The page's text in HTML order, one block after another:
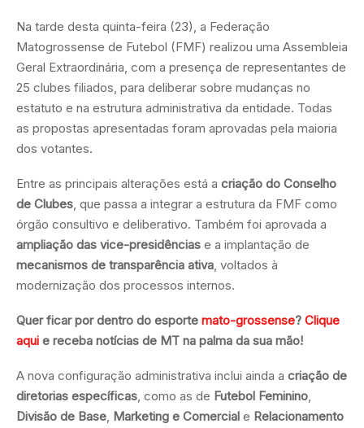
Na tarde desta quinta-feira (23), a Federação
Matogrossense de Futebol (FMF) realizou uma Assembleia
Geral Extraordinária, com a presença de representantes de
25 clubes filiados, para deliberar sobre mudanças no
estatuto e na estrutura administrativa da entidade. Todas
as propostas apresentadas foram aprovadas pela maioria
dos votantes.
Entre as principais alterações está a criação do Conselho
de Clubes, que passa a integrar a estrutura da FMF como
órgão consultivo e deliberativo. Também foi aprovada a
ampliação das vice-presidências e a implantação de
mecanismos de transparência ativa, voltados à
modernização dos processos internos.
Quer ficar por dentro do esporte mato-grossense? Clique
aqui e receba notícias de MT na palma da sua mão!
A nova configuração administrativa inclui ainda a criação de
diretorias específicas, como as de Futebol Feminino,
Divisão de Base, Marketing e Comercial e Relacionamento